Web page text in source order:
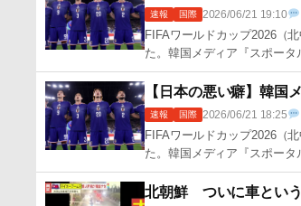
速報 国際 2026/06/21 19:10
FIFAワールドカップ2026（
た。韓国メディア『スポー
【日本の悪い癖】韓国
速報 国際 2026/06/21 18:25
FIFAワールドカップ2026（
た。韓国メディア『スポー
北朝鮮 ついに車とい